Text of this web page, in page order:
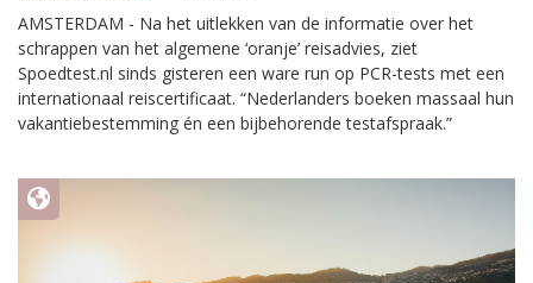
AMSTERDAM - Na het uitlekken van de informatie over het
schrappen van het algemene ‘oranje’ reisadvies, ziet
Spoedtest.nl sinds gisteren een ware run op PCR-tests met een
internationaal reiscertificaat. “Nederlanders boeken massaal hun
vakantiebestemming én een bijbehorende testafspraak.”